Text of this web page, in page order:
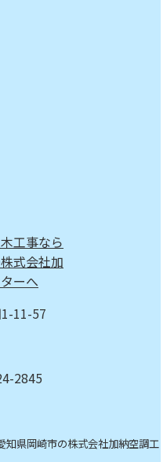
11-57
2845
県岡崎市の株式会社加納空調工